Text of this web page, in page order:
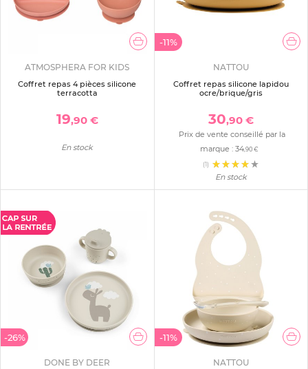
ATMOSPHERA FOR KIDS
Coffret repas 4 pièces silicone
terracotta
19,90 €
En stock
-11%
NATTOU
Coffret repas silicone lapidou
ocre/brique/gris
30,90 €
Prix de vente conseillé par la
marque :34 ,90 €
(1)
En stock
-26%
DONE BY DEER
-11%
NATTOU